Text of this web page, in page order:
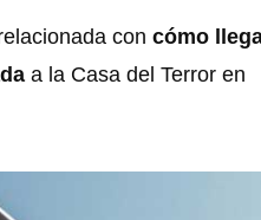
concómo
a la Casa del Terror en